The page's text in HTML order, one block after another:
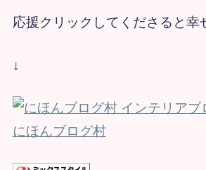
応援クリックしてくださると幸
↓
にほんブログ村